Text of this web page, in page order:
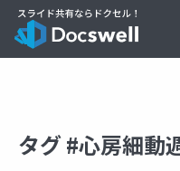
タグ #心房細動